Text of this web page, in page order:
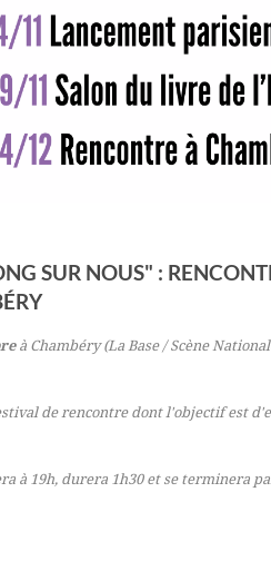
SUR NOUS" :
à Chambéry (La Base / Scène
de rencontre dont l'objectif est
à 19h, durera 1h30 et se terminera